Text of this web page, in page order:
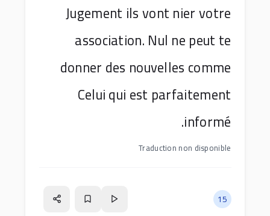
Jugement ils vont nier votre
association. Nul ne peut te
donner des nouvelles comme
Celui qui est parfaitement
informé.
Traduction non disponible
15